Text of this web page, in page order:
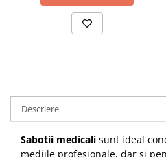
Descriere
Sabotii medicali sunt ideal
mediile profesionale, dar si